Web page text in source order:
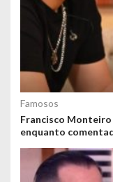
Famosos
Francisco Monteiro
enquanto